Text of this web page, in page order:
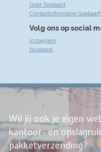
Over Soellaart
Contactinformatie Soellaart
Volg ons op social
instagram
facebook
Wil jij ook je eigen
kantoor- en
pakketverzending?